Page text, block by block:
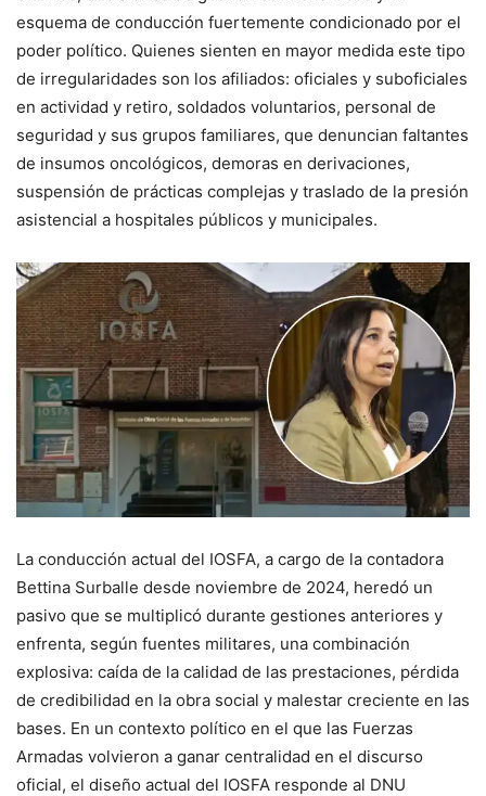
esquema de conducción fuertemente condicionado por el
poder político. Quienes sienten en mayor medida este tipo
de irregularidades son los afiliados: oficiales y suboficiales
en actividad y retiro, soldados voluntarios, personal de
seguridad y sus grupos familiares, que denuncian faltantes
de insumos oncológicos, demoras en derivaciones,
suspensión de prácticas complejas y traslado de la presión
asistencial a hospitales públicos y municipales.
La conducción actual del IOSFA, a cargo de la contadora
Bettina Surballe desde noviembre de 2024, heredó un
pasivo que se multiplicó durante gestiones anteriores y
enfrenta, según fuentes militares, una combinación
explosiva: caída de la calidad de las prestaciones, pérdida
de credibilidad en la obra social y malestar creciente en las
bases. En un contexto político en el que las Fuerzas
Armadas volvieron a ganar centralidad en el discurso
oficial, el diseño actual del IOSFA responde al DNU